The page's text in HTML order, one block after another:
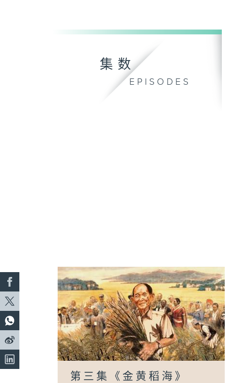
集数
EPISODES
第三集《金黄稻海》